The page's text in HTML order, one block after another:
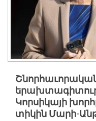
Կորսիկայի
տիկին Մարի-